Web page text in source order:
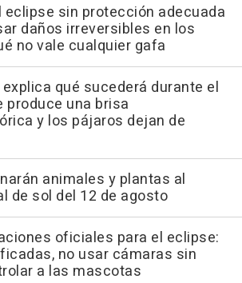
eclipse sin protección adecuada
daños irreversibles en los
no vale cualquier gafa
qué sucederá durante el
produce una brisa
y los pájaros dejan de
animales y plantas al
de sol del 12 de agosto
oficiales para el eclipse:
no usar cámaras sin
a las mascotas